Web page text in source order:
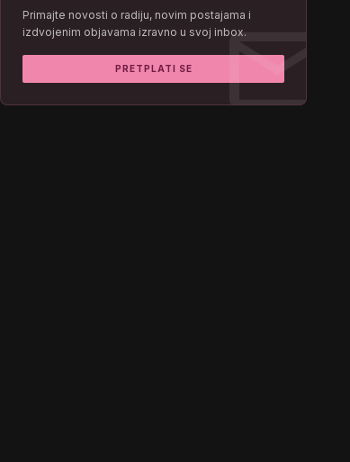
mail
Primajte novosti o radiju, novim postajama i
izdvojenim objavama izravno u svoj inbox.
PRETPLATI SE